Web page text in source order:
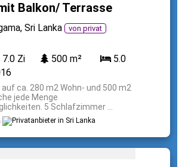
Balkon/ Terrasse
Sri Lanka
von privat
7.0 Zi 500 m²
5.0
ca. 280 m2 Wohn- und 500 m2
jede Menge
5 Schlafzimmer ...